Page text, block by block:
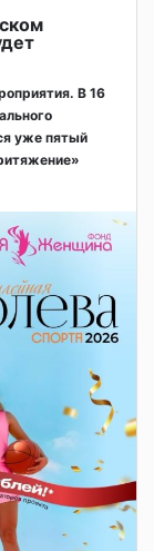
В 16
уже пятый